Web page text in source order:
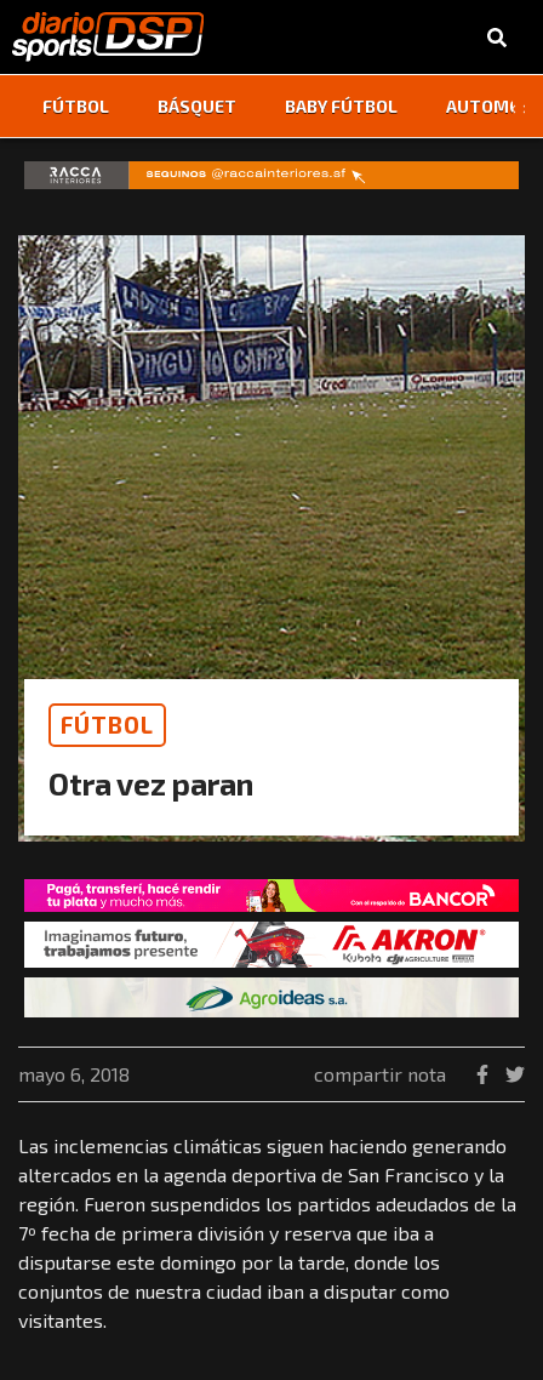
FÚTBOL BÁSQUET BABY FÚTBOL ‹ ›
FÚTBOL
Otra vez paran
mayo 6, 2018 compartir nota
Las inclemencias climáticas siguen haciendo generando
altercados en la agenda deportiva de San Francisco y la
región. Fueron suspendidos los partidos adeudados de la
7º fecha de primera división y reserva que iba a
disputarse este domingo por la tarde, donde los
conjuntos de nuestra ciudad iban a disputar como
visitantes.